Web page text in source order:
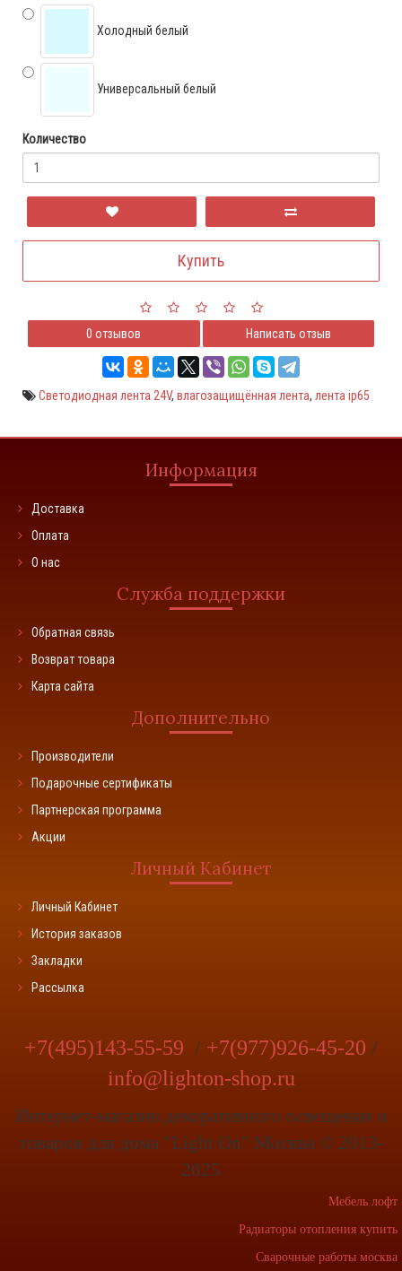
Холодный белый
Универсальный белый
Количество
Купить
0 отзывов Написать отзыв
Светодиодная лента 24V, влагозащищённая лента, лента ip65
Информация
Доставка
Оплата
О нас
Служба поддержки
Обратная связь
Возврат товара
Карта сайта
Дополнительно
Производители
Подарочные сертификаты
Партнерская программа
Акции
Личный Кабинет
Личный Кабинет
История заказов
Закладки
Рассылка
+7(495)143-55-59 / +7(977)926-45-20 /
info@lighton-shop.ru
Интернет-магазин декоративного освещения и
товаров для дома "Light On" Москва © 2013-
2025
Мебель лофт
Радиаторы отопления купить
Сварочные работы москва